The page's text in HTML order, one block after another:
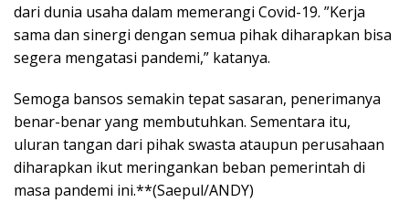
dari dunia usaha dalam memerangi Covid-19. ”Kerja
sama dan sinergi dengan semua pihak diharapkan bisa
segera mengatasi pandemi,” katanya.
Semoga bansos semakin tepat sasaran, penerimanya
benar-benar yang membutuhkan. Sementara itu,
uluran tangan dari pihak swasta ataupun perusahaan
diharapkan ikut meringankan beban pemerintah di
masa pandemi ini.**(Saepul/ANDY)